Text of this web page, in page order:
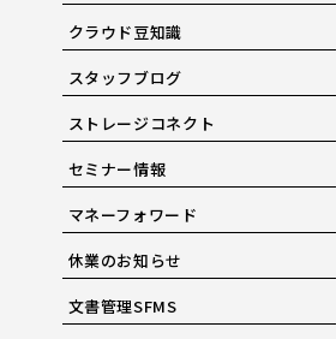
クラウド豆知識
スタッフブログ
ストレージコネクト
セミナー情報
マネーフォワード
休業のお知らせ
文書管理SFMS